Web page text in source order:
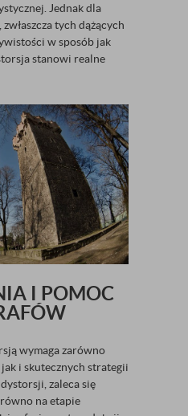
Jednak dla
tych dążących
w sposób jak
stanowi realne
I POMOC
wymaga zarówno
i skutecznych strategii
zaleca się
na etapie